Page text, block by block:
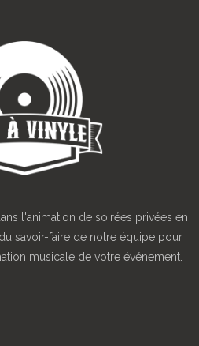
l'animation de soirées privées en
savoir-faire de notre équipe pour
musicale de votre événement.